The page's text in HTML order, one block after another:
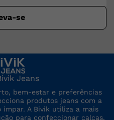
se
Jeans
bem-estar e preferências
produtos jeans com a
A Bivik utiliza a mais
para confeccionar calças,